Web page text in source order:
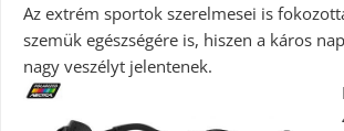
Az extrém sportok szerelmesei is
szemük egészségére is, hiszen a káros
nagy veszélyt jelentenek.